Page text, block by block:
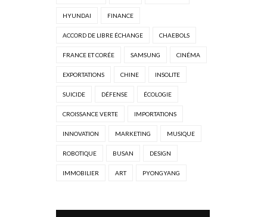
HYUNDAI FINANCE
ACCORD DE LIBRE ÉCHANGE CHAEBOLS
FRANCE ET CORÉE SAMSUNG CINÉMA
EXPORTATIONS CHINE INSOLITE
SUICIDE DÉFENSE ÉCOLOGIE
CROISSANCE VERTE IMPORTATIONS
INNOVATION MARKETING MUSIQUE
ROBOTIQUE BUSAN DESIGN
IMMOBILIER ART PYONGYANG